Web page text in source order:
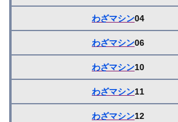
わざマシン04
わざマシン06
わざマシン10
わざマシン11
わざマシン12